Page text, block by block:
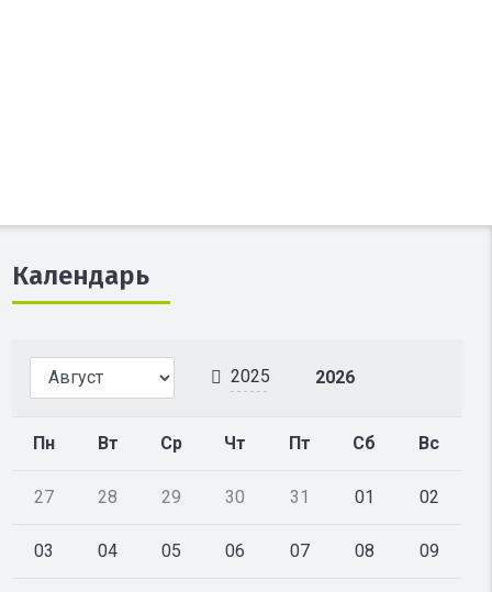
Календарь
2025 2026
Пн Вт Ср Чт Пт Сб Вс
27 28 29 30 31 01 02
03 04 05 06 07 08 09